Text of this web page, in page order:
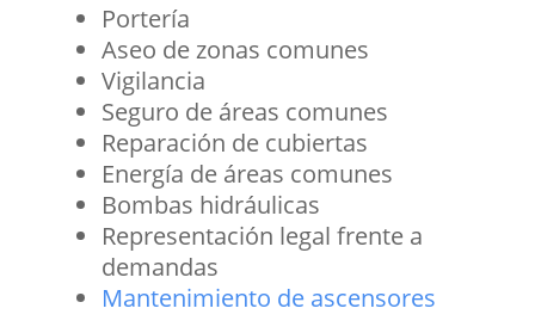
Portería
Aseo de zonas comunes
Vigilancia
Seguro de áreas comunes
Reparación de cubiertas
Energía de áreas comunes
Bombas hidráulicas
Representación legal frente a
demandas
Mantenimiento de ascensores